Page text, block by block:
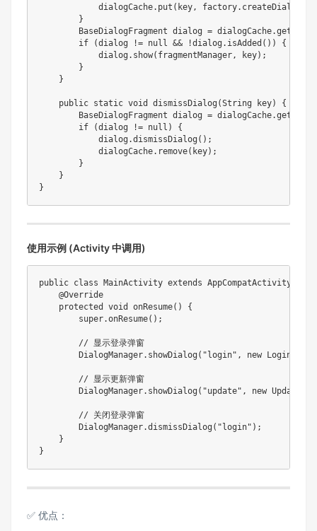
            dialogCache
. put ( key , factory. createDialog
}
BaseDialogFragment dialog = dialogCache.get
if
(dialog != null && !dialog . isAdded ( ) )
{
            dialog
. show( fragmentManager , key) ;
}
}
public static void dismissDialog (String key)
{
BaseDialogFragment dialog = dialogCache.get
if
(dialog != null )
{
            dialog
.dismissDialog ( ) ;
            dialogCache
. remove( key) ;
}
}
}
使用示例 (Activity 中调用)
public class MainActivity extends AppCompatActivity
@Override
protected
void onResume( )
{
super.onResume( ) ;
// 显示登录弹窗
DialogManager. showDialog ( "login" , new
// 显示更新弹窗
DialogManager. showDialog ( "update" , new
// 关闭登录弹窗
DialogManager.dismissDialog ( "login" ) ;
}
}
✅ 优点：